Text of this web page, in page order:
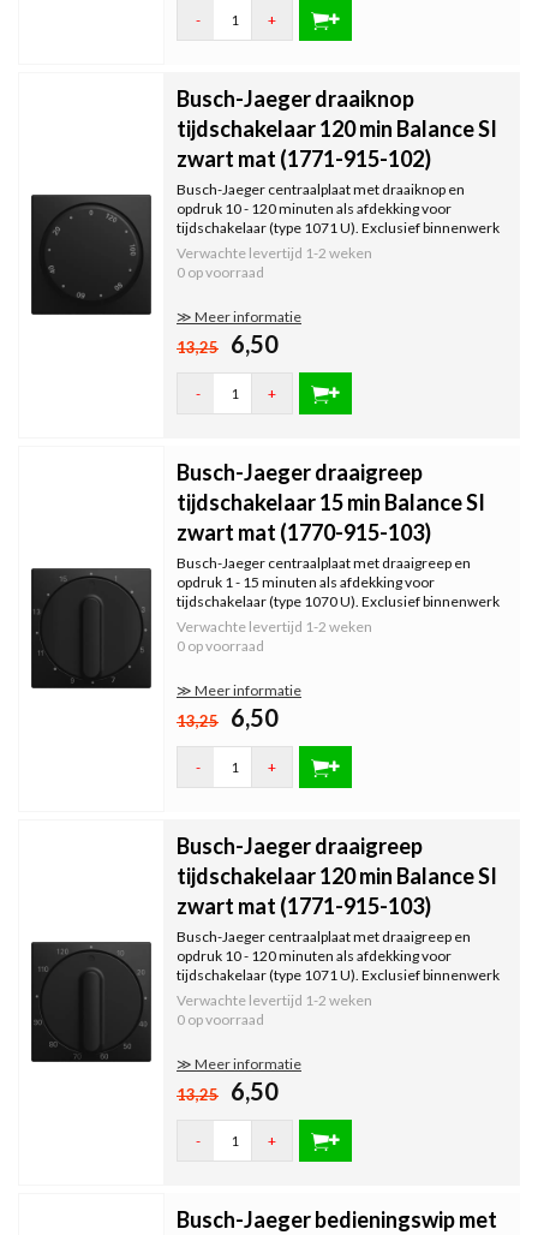
- +
Busch-Jaeger draaiknop
tijdschakelaar 120 min Balance SI
zwart mat (1771-915-102)
Busch-Jaeger centraalplaat met draaiknop en
opdruk 10 - 120 minuten als afdekking voor
tijdschakelaar (type 1071 U). Exclusief binnenwerk
en afdekraam. Serie: Balance SI, kleur: zwart mat.
Verwachte levertijd 1-2 weken
0 op voorraad
≫ Meer informatie
13,25 6,50
- +
Busch-Jaeger draaigreep
tijdschakelaar 15 min Balance SI
zwart mat (1770-915-103)
Busch-Jaeger centraalplaat met draaigreep en
opdruk 1 - 15 minuten als afdekking voor
tijdschakelaar (type 1070 U). Exclusief binnenwerk
en afdekraam. Serie: Balance SI, kleur: zwart mat.
Verwachte levertijd 1-2 weken
0 op voorraad
≫ Meer informatie
13,25 6,50
- +
Busch-Jaeger draaigreep
tijdschakelaar 120 min Balance SI
zwart mat (1771-915-103)
Busch-Jaeger centraalplaat met draaigreep en
opdruk 10 - 120 minuten als afdekking voor
tijdschakelaar (type 1071 U). Exclusief binnenwerk
en afdekraam. Serie: Balance SI, kleur: zwart mat.
Verwachte levertijd 1-2 weken
0 op voorraad
≫ Meer informatie
13,25 6,50
- +
Busch-Jaeger bedieningswip met